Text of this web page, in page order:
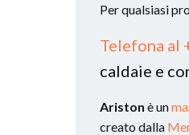
Per qualsiasi
Telefona al
caldaie e
Ariston è un
creato dalla